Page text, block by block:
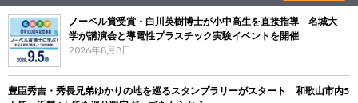
ノーベル賞受賞・白川英樹博士が小中高生を直接指導 名城大
学が講演会と導電性プラスチック実験イベントを開催
2026年8月8日
豊臣秀吉・秀長兄弟ゆかりの地を巡るスタンプラリーがスタート 和歌山市内5